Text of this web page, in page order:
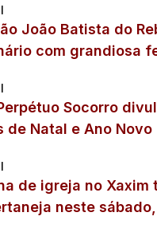
João Batista do
com grandiosa
Socorro
de Natal e Ano Novo
de igreja no Xaxim
neste